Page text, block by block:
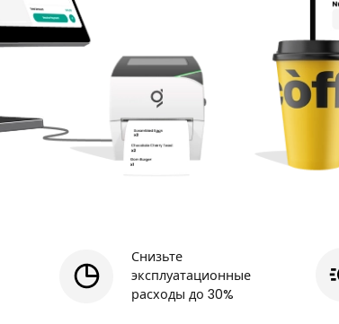
Снизьте
эксплуатационные
расходы до 30%